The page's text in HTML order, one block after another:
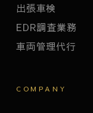
出張車検
EDR調査業務
車両管理代行
COMPANY